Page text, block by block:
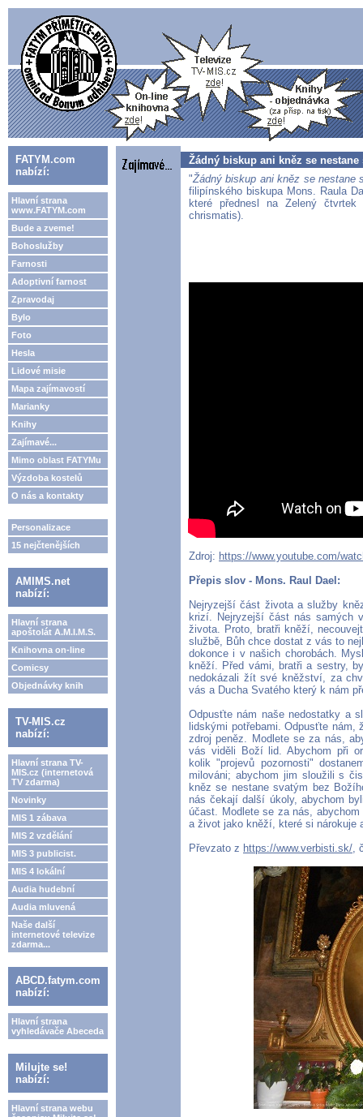
FATYM.com
nabízí:
Hlavní strana
www.FATYM.com
Bude a zveme!
Bohoslužby
Farnosti
Adoptivní farnost
Zpravodaj
Bylo
Foto
Hesla
Lidové misie
Mapa zajímavostí
Marianky
Knihy
Zajímavé...
Mimo oblast FATYMu
Výzdoba kostelů
O nás a kontakty
Personalizace
15 nejčtenějších
AMIMS.net
nabízí:
Hlavní strana
apoštolát A.M.I.M.S.
Knihovna on-line
Comicsy
Objednávky knih
TV-MIS.cz
nabízí:
Hlavní strana TV-
MIS.cz (internetová
TV zdarma)
Novinky
MIS 1 zábava
MIS 2 vzdělání
MIS 3 publicist.
MIS 4 lokální
Audia hudební
Audia mluvená
Naše další
internetové televize
zdarma...
ABCD.fatym.com
nabízí:
Hlavní strana
vyhledávače Abeceda
Milujte se!
nabízí:
Hlavní strana webu
Žádný biskup ani kněz se
"Žádný biskup ani kněz se nestane
filipínského biskupa Mons. Raula
které přednesl na Zelený
chrismatis).
Zdroj: https://www.youtube.com/
Přepis slov - Mons. Raul Dael:
Nejryzejší část života a služby
krizí. Nejryzejší část nás samých
života. Proto, bratři kněží,
službě, Bůh chce dostat z vás to
dokonce i v našich chorobách.
kněží. Před vámi, bratři a sestry,
nedokázali žít své kněžství, za
vás a Ducha Svatého který k nám
Odpusťte nám naše nedostatky a
lidskými potřebami. Odpusťte
zdroj peněz. Modlete se za nás,
vás viděli Boží lid. Abychom při
kolik "projevů pozornosti"
milováni; abychom jim sloužili s
kněz se nestane svatým bez
nás čekají další úkoly, abychom
účast. Modlete se za nás,
a život jako kněží, které si nárokuje
Převzato z https://www.verbisti.sk/,